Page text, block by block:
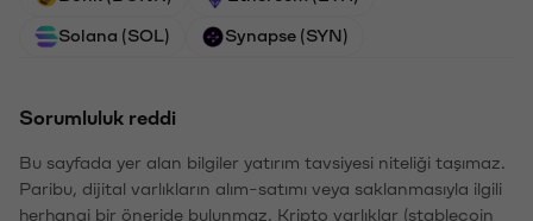
Solana (SOL) Synapse (SYN)
Sorumluluk reddi
Bu sayfada yer alan bilgiler yatırım tavsiyesi niteliği taşımaz.
Paribu, dijital varlıkların alım-satımı veya saklanmasıyla ilgili
herhangi bir öneride bulunmaz. Kripto varlıklar (stablecoin